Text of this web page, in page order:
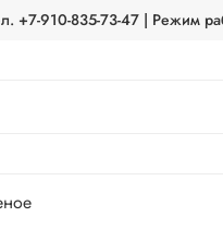
+7-910-835-73-47 | Режим